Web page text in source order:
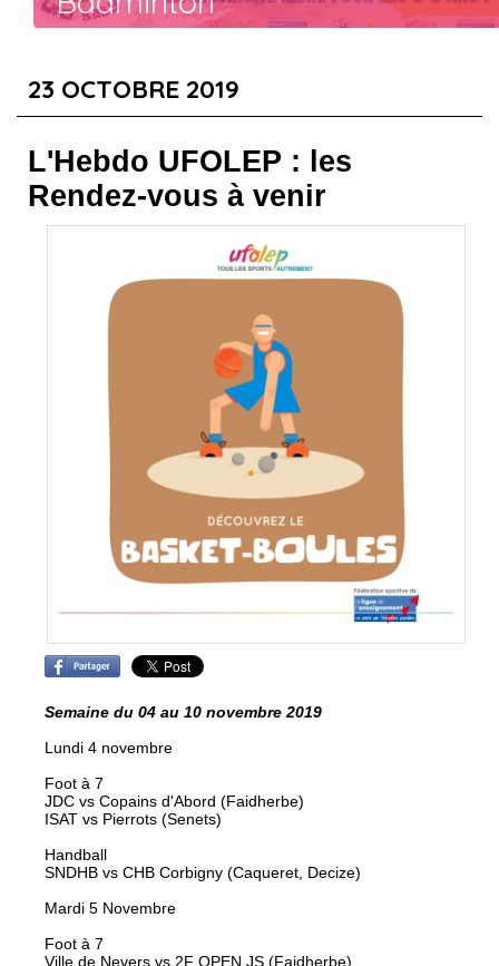
23 OCTOBRE 2019
L'Hebdo UFOLEP : les
Rendez-vous à venir
Semaine du 04 au 10 novembre 2019
Lundi 4 novembre
Foot à 7
JDC vs Copains d'Abord (Faidherbe)
ISAT vs Pierrots (Senets)
Handball
SNDHB vs CHB Corbigny (Caqueret, Decize)
Mardi 5 Novembre
Foot à 7
Ville de Nevers vs 2F OPEN JS (Faidherbe)